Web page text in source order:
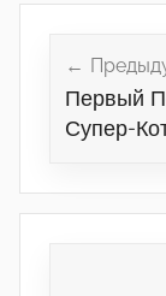
записям
Первый
Супер-